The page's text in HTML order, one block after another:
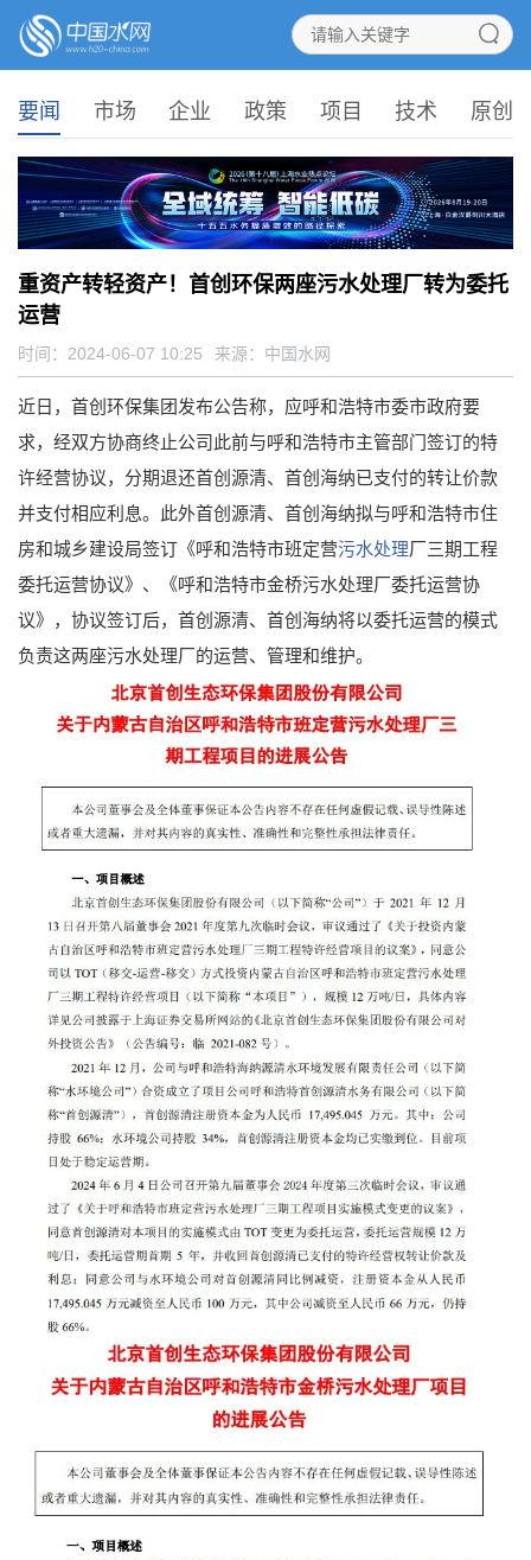
要闻 市场 企业 政策 项目 技术 原创
重资产转轻资产！首创环保两座污水处理厂转为委托
运营
时间：2024-06-07 10:25 来源： 中国水网
近日，首创环保集团发布公告称，应呼和浩特市委市政府要
求，经双方协商终止公司此前与呼和浩特市主管部门签订的特
许经营协议，分期退还首创源清、首创海纳已支付的转让价款
并支付相应利息。此外首创源清、首创海纳拟与呼和浩特市住
房和城乡建设局签订《呼和浩特市班定营污水处理厂三期工程
委托运营协议》、《呼和浩特市金桥污水处理厂委托运营协
议》，协议签订后，首创源清、首创海纳将以委托运营的模式
负责这两座污水处理厂的运营、管理和维护。